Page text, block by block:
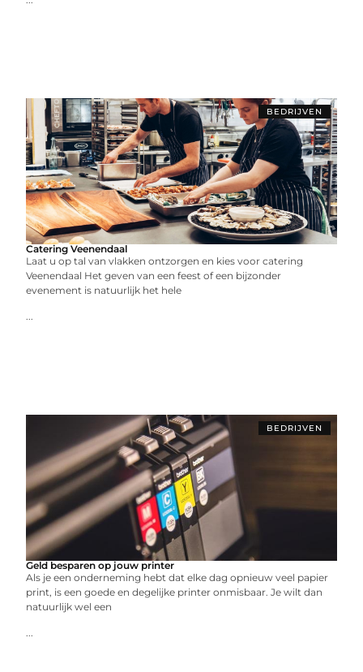
BEDRIJVEN
Catering Veenendaal
Laat u op tal van vlakken ontzorgen en kies voor catering
Veenendaal Het geven van een feest of een bijzonder
evenement is natuurlijk het hele
...
BEDRIJVEN
Geld besparen op jouw printer
Als je een onderneming hebt dat elke dag opnieuw veel papier
print, is een goede en degelijke printer onmisbaar. Je wilt dan
natuurlijk wel een
...